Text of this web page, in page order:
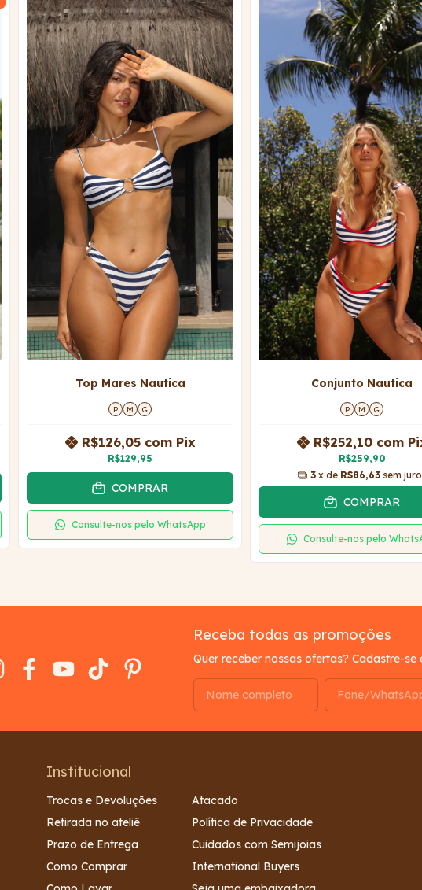
Top Mares Nautica
P M G
R$129,95
R$126,05 com Pix
COMPRAR
Consulte-nos pelo WhatsApp
Conjunto Nautica
P M G
R$259,90
R$252,10 com
3 x de R$86,63 sem
COMPRAR
Consulte-nos pelo
Receba todas as promoções
Quer receber nossas ofertas? Cadastre-se
Institucional
Trocas e Devoluções
Retirada no ateliê
Prazo de Entrega
Como Comprar
Atacado
Política de Privacidade
Cuidados com Semijoias
International Buyers